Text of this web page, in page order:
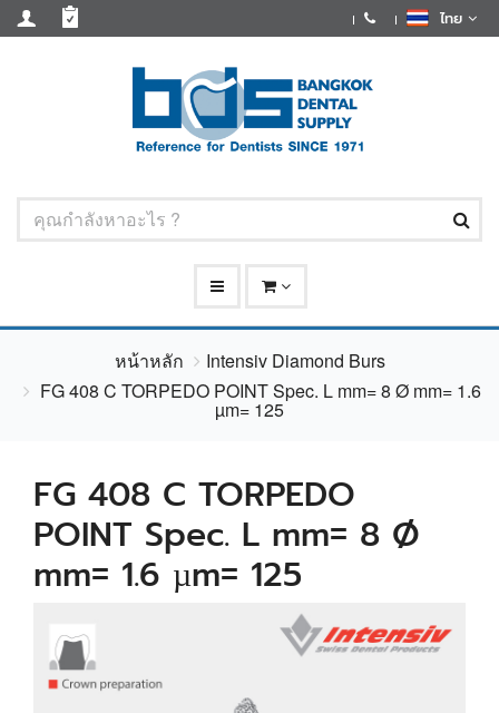
ไทย
หน้าหลัก
Intensiv Diamond Burs
FG 408 C TORPEDO POINT Spec. L mm= 8 Ø mm= 1.6
µm= 125
FG 408 C TORPEDO
POINT Spec. L mm= 8 Ø
mm= 1.6 µm= 125